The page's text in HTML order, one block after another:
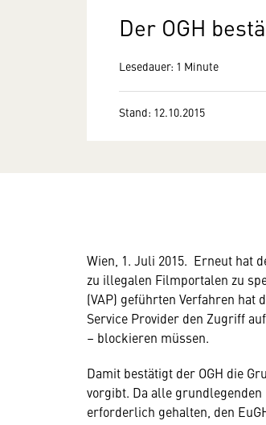
Der OGH
Lesedauer: 1 Minute
Stand: 12.10.2015
Wien, 1. Juli 2015. Erneut hat
zu illegalen Filmportalen zu
(VAP) geführten Verfahren
Service Provider den Zugriff
– blockieren müssen.
Damit bestätigt der OGH die
vorgibt. Da alle
erforderlich gehalten, den